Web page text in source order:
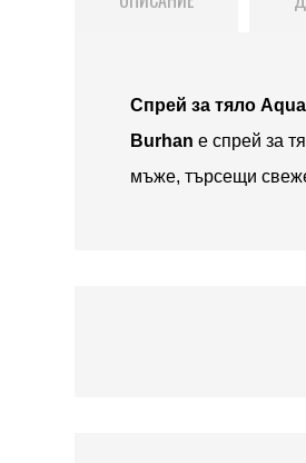
Спрей за тяло
Burhan е спрей за
мъже, търсещи